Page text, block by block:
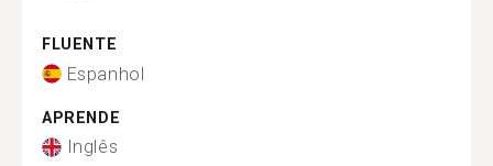
FLUENTE
Espanhol
APRENDE
Inglês